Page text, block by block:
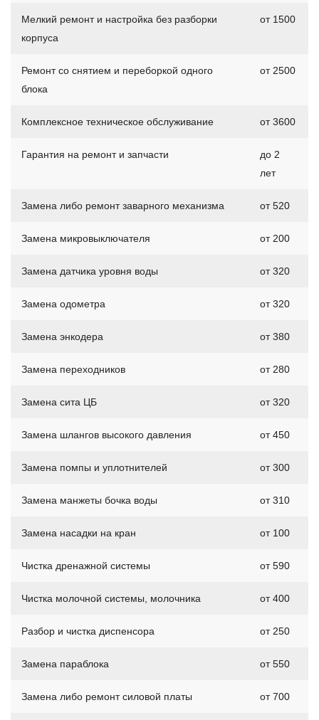
Мелкий ремонт и настройка без разборки
корпуса
от 1500
Ремонт со снятием и переборкой одного
блока
от 2500
Комплексное техническое обслуживание от 3600
Гарантия на ремонт и запчасти
до 2
лет
Замена либо ремонт заварного механизма от 520
Замена микровыключателя от 200
Замена датчика уровня воды от 320
Замена одометра от 320
Замена энкодера от 380
Замена переходников от 280
Замена сита ЦБ от 320
Замена шлангов высокого давления от 450
Замена помпы и уплотнителей от 300
Замена манжеты бочка воды от 310
Замена насадки на кран от 100
Чистка дренажной системы от 590
Чистка молочной системы, молочника от 400
Разбор и чистка диспенсора от 250
Замена параблока от 550
Замена либо ремонт силовой платы от 700